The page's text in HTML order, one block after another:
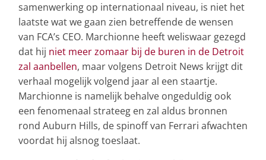
samenwerking op internationaal niveau, is niet het
laatste wat we gaan zien betreffende de wensen
van FCA’s CEO. Marchionne heeft weliswaar gezegd
dat hij niet meer zomaar bij de buren in de Detroit
zal aanbellen, maar volgens Detroit News krijgt dit
verhaal mogelijk volgend jaar al een staartje.
Marchionne is namelijk behalve ongeduldig ook
een fenomenaal strateeg en zal aldus bronnen
rond Auburn Hills, de spinoff van Ferrari afwachten
voordat hij alsnog toeslaat.